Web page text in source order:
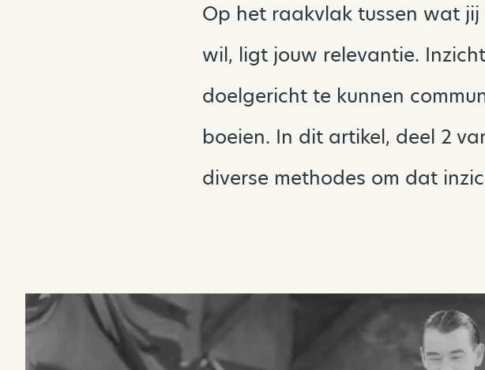
Op het raakvlak tussen wat
wil, ligt jouw relevantie.
doelgericht te kunnen
boeien. In dit artikel, deel 2
diverse methodes om dat